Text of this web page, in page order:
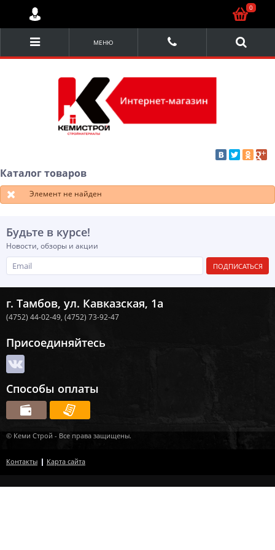
МЕНЮ
Каталог товаров
Элемент не найден
Будьте в курсе!
Новости, обзоры и акции
ПОДПИСАТЬСЯ
г. Тамбов, ул. Кавказская, 1а
(4752) 44-02-49, (4752) 73-92-47
Присоединяйтесь
Способы оплаты
0
© Кеми Строй - Все права защищены.
Контакты Карта сайта